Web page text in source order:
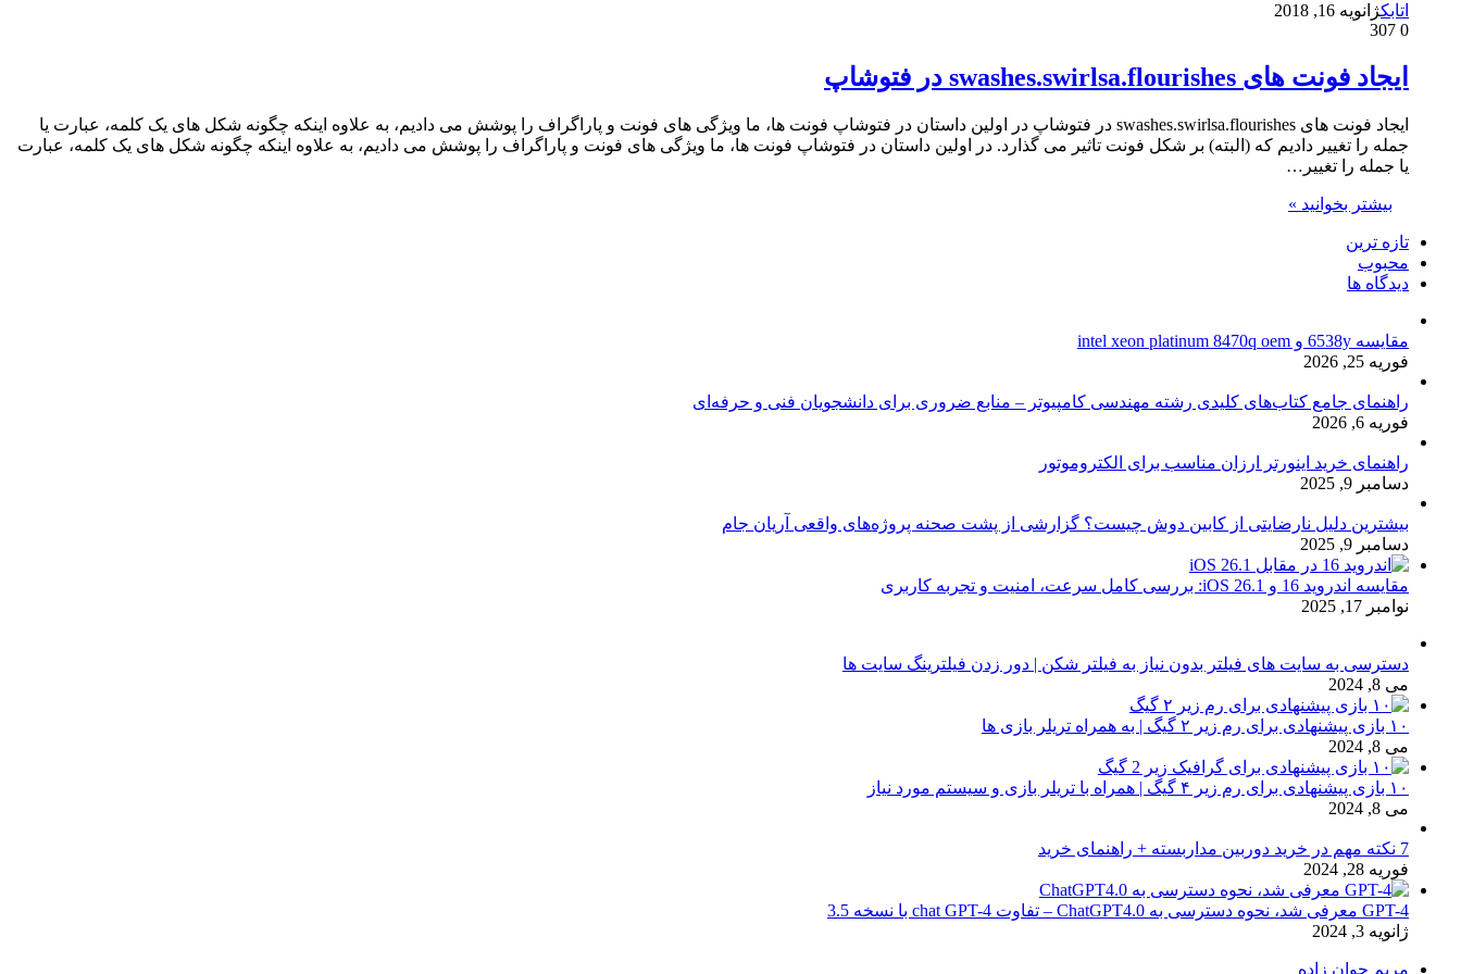
اتابکژانویه 16, 2018
0
ایجاد فونت های swashes.swirlsa.flourishes در فتوشاپ
ایجاد فونت های swashes.swirlsa.flourishes در فتوشاپ در اولین داستان در فتوشاپ فونت ها، ما ویژگی های فونت و پاراگراف را پوشش می دادیم، به علاوه اینکه چگونه شکل های یک کلمه، عبارت یا
جمله را تغییر دادیم که (البته) بر شکل فونت تاثیر می گذارد. در اولین داستان در فتوشاپ فونت ها، ما ویژگی های فونت و پاراگراف را پوشش می دادیم، به علاوه اینکه چگونه شکل های یک کلمه، عبارت
یا جمله را تغییر…
بیشتر بخوانید »
تازه ترین
محبوب
دیدگاه ها
مقایسه 6538y و intel xeon platinum 8470q oem
فوریه 25, 2026
راهنمای جامع کتاب‌های کلیدی رشته مهندسی کامپیوتر – منابع ضروری برای دانشجویان فنی و حرفه‌ای
فوریه 6, 2026
راهنمای خرید اینورتر ارزان مناسب برای الکتروموتور
دسامبر 9, 2025
بیشترین دلیل نارضایتی از کابین دوش چیست؟ گزارشی از پشت صحنه پروژه‌های واقعی آریان جام
دسامبر 9, 2025
مقایسه اندروید 16 و iOS 26.1: بررسی کامل سرعت، امنیت و تجربه کاربری
نوامبر 17, 2025
دسترسی به سایت های فیلتر بدون نیاز به فیلتر شکن | دور زدن فیلترینگ سایت ها
می 8, 2024
۱۰ بازی پیشنهادی برای رم زیر ۲ گیگ | به همراه تریلر بازی ها
می 8, 2024
۱۰ بازی پیشنهادی برای رم زیر ۴ گیگ | همراه با تریلر بازی و سیستم مورد نیاز
می 8, 2024
7 نکته مهم در خرید دوربین مداربسته + راهنمای خرید
فوریه 28, 2024
GPT-4 معرفی شد، نحوه دسترسی به ChatGPT4.0 – تفاوت chat GPT-4 با نسخه 3.5
ژانویه 3, 2024
مریم جوان زاده